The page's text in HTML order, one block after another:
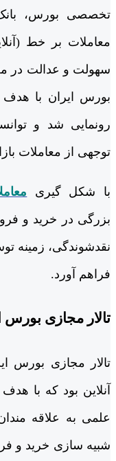
تخصصی بورس،
معاملات بر خط
سهولت و عدالت در
بورس ایران با
توجهی از معاملات
با شکل گیری
بزرگی در خرید و
نقدشوندگی، زمینه
فراهم آورد.
تالار مجازی بورس
تالار مجازی بورس
آنلاین بود که با
علمی به علاقه
شبیه سازی خرید و